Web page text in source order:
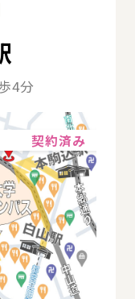
4分
契約済み